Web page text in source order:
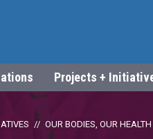
Projects +
OUR BODIES, OUR